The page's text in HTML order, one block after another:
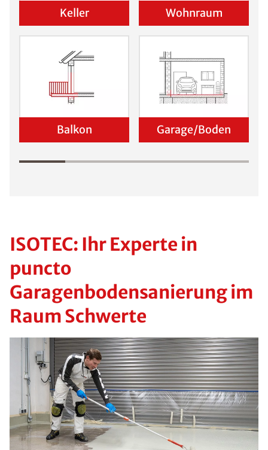
Keller Wohnraum
Balkon Garage/Boden
ISOTEC: Ihr Experte in
puncto
Garagenbodensanierung im
Raum Schwerte